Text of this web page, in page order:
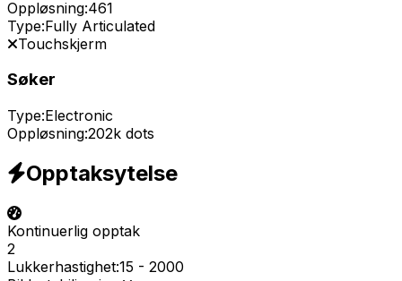
Oppløsning:461
Type:Fully Articulated
Touchskjerm
Søker
Type:Electronic
Oppløsning:202k dots
Opptaksytelse
Kontinuerlig opptak
2
Lukkerhastighet:15 - 2000